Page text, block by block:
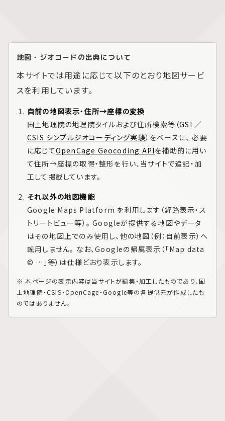
地図・ジオコードの出典について
本サイトでは用途に応じて以下のとおり地図サービ
スを利用しています。
自前の地図表示・住所→座標の変換
国土地理院の地理院タイルおよび住所検索等（GSI ／
CSIS シンプルジオコーディング実験）をベースに、 必要
に応じてOpenCage Geocoding APIを補助的に用い
て住所→座標の取得・整形を行い、当サイトで追記・加
工して掲載しています。
それ以外の地図機能
Google Maps Platform を利用します（経路表示・ス
トリートビュー等）。 Googleが提供する地図やデータ
はその地図上でのみ使用し、他の地図（例：自前表示）へ
転用しません。 なお、Googleの帰属表示（「Map data
© …」等）は仕様どおり表示します。
※ 本ページの表示内容は当サイトが編集・加工したものであり、国
土地理院・CSIS・OpenCage・Google等の各提供元が作成したも
のではありません。